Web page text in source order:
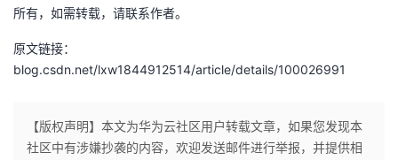
所有，如需转载，请联系作者。
原文链接：
blog.csdn.net/lxw1844912514/article/details/100026991
【版权声明】本文为华为云社区用户转载文章，如果您发现本
社区中有涉嫌抄袭的内容，欢迎发送邮件进行举报，并提供相